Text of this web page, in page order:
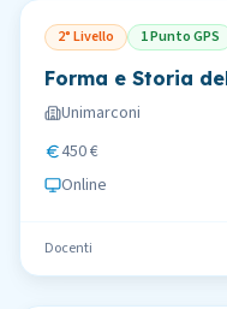
2° Livello 1 Punto GPS
Forma e Storia
Unimarconi
450 €
Online
Docenti